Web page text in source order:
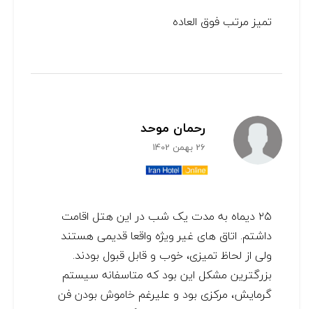
تمیز مرتب فوق العاده
رحمان موحد
26 بهمن 1402
۲۵ دیماه به مدت یک شب در این هتل اقامت
داشتم. اتاق های غیر ویژه واقعا قدیمی هستند
ولی از لحاظ تمیزی، خوب و قابل قبول بودند.
بزرگترین مشکل این بود که متاسفانه سیستم
گرمایش، مرکزی بود و علیرغم خاموش بودن فن